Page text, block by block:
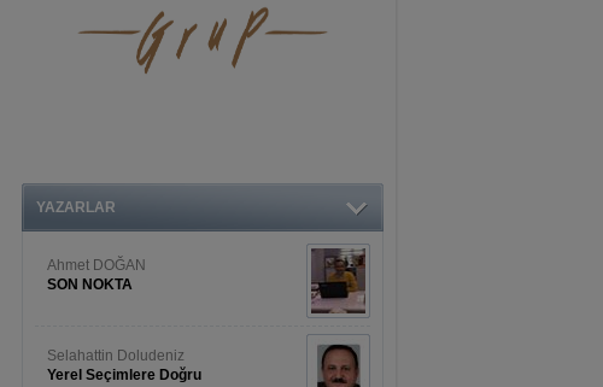
YAZARLAR
Ahmet DOĞAN
SON NOKTA
Selahattin Doludeniz
Yerel Seçimlere Doğru